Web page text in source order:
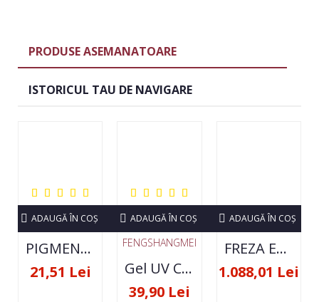
PRODUSE ASEMANATOARE
ISTORICUL TAU DE NAVIGARE
PIGMENT NEON SET 12 CULORI
21,51 Lei
ADAUGĂ ÎN COŞ
FENGSHANGMEI
Gel UV Constructie FSM 50ML - 07
39,90 Lei
ADAUGĂ ÎN COŞ
FREZA ELECTRICA STRONG 210 35000 RPM- ORIGINALA
1.088,01 Lei
ADAUGĂ ÎN COŞ